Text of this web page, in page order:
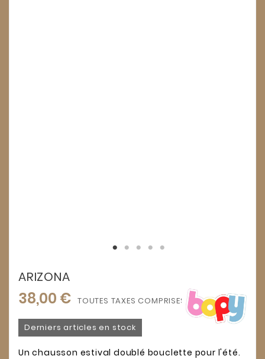
ARIZONA
38,00 € TOUTES TAXES COMPRISES
Derniers articles en stock
Un chausson estival doublé bouclette pour l'été.